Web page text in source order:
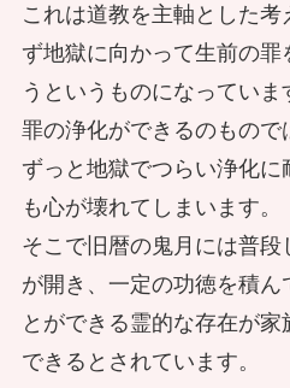
これは道教を主軸とした考
ず地獄に向かって生前の
うというものになってい
罪の浄化ができるのもので
ずっと地獄でつらい浄化
も心が壊れてしまいます。
そこで旧暦の鬼月には普段
が開き、一定の功徳を積ん
とができる霊的な存在が
できるとされています。